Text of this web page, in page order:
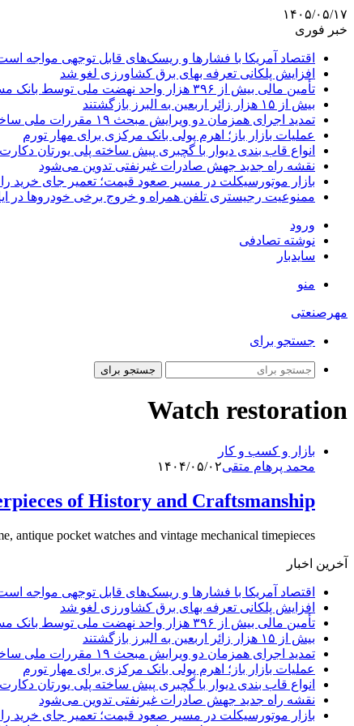
۱۴۰۵/۰۵/۱۷
خبر فوری
اقتصاد آمریکا با فشارها و ریسک‌های قابل توجهی مواجه
افزایش پلکانی تعرفه بهای برق کشاورزی لغو شد
تأمین مالی بیش از ۳۹۶ هزار واحد نهضت ملی توسط بانک مسکن
بیش از ۱۵ هزار زائر اربعین به البرز بازگشتند
تمدید اجرای همزمان دو ویرایش مبحث ۱۹ مقررات ملی ساختمان تا پایان سال
عملیات بازار باز؛ اهرم پولی بانک مرکزی برای مهار تورم
انواع قاب بندی دیوار با گچبری پیش ساخته پلی یورتان
نقشه راه جدید جهش صادرات غیرنفتی تدوین می‌شود
بازار موتورسیکلت در مسیر صعود قیمت؛ تعمیر جای خرید
ممنوعیت رجیستری تلفن همراه و خروج برخی خودروها در
ورود
نوشته تصادفی
سایدبار
منو
مهرصنعتی
جستجو برای
جستجو برای
Watch restoration
بازار و کسب و کار
محمد پرهام متقی۱۴۰۴/۰۵/۰۲
of History and Craftsmanship
antique pocket watches and vintage mechanical timepieces…
آخرین اخبار
اقتصاد آمریکا با فشارها و ریسک‌های قابل توجهی مواجه
افزایش پلکانی تعرفه بهای برق کشاورزی لغو شد
تأمین مالی بیش از ۳۹۶ هزار واحد نهضت ملی توسط بانک مسکن
بیش از ۱۵ هزار زائر اربعین به البرز بازگشتند
تمدید اجرای همزمان دو ویرایش مبحث ۱۹ مقررات ملی ساختمان تا پایان سال
عملیات بازار باز؛ اهرم پولی بانک مرکزی برای مهار تورم
انواع قاب بندی دیوار با گچبری پیش ساخته پلی یورتان
نقشه راه جدید جهش صادرات غیرنفتی تدوین می‌شود
بازار موتورسیکلت در مسیر صعود قیمت؛ تعمیر جای خرید